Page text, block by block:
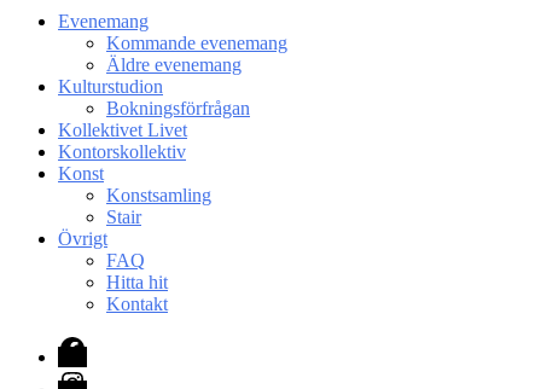
Evenemang
Kommande evenemang
Äldre evenemang
Kulturstudion
Bokningsförfrågan
Kollektivet Livet
Kontorskollektiv
Konst
Konstsamling
Stair
Övrigt
FAQ
Hitta hit
Kontakt
Facebook
Instagram